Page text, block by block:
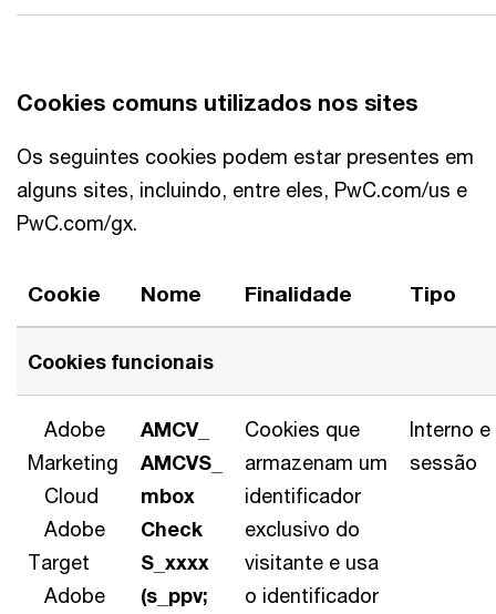
Cookies comuns utilizados nos sites
Os seguintes cookies podem estar presentes em
alguns sites, incluindo, entre eles, PwC.com/us e
PwC.com/gx.
Cookie Nome Finalidade Tipo
Cookies funcionais
Adobe
Marketing
Cloud
Adobe
Target
Adobe
AMCV_
AMCVS_
mbox
Check
S_xxxx
(s_ppv;
Cookies que
armazenam um
identificador
exclusivo do
visitante e usa
o identificador
Interno e
sessão